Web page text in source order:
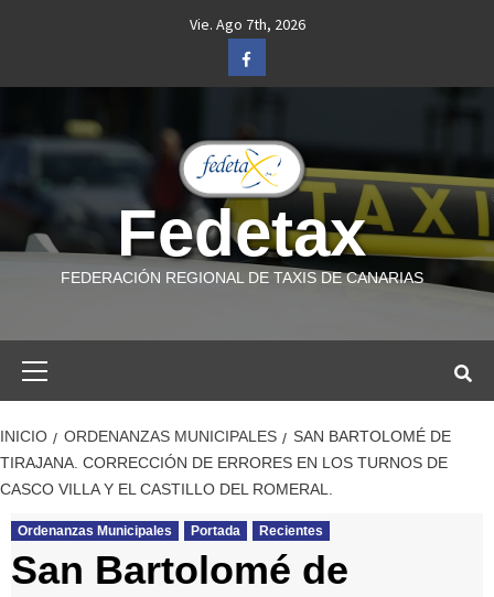
Vie. Ago 7th, 2026
Facebook
Fedetax
FEDERACIÓN REGIONAL DE TAXIS DE CANARIAS
INICIO ORDENANZAS MUNICIPALES
SAN BARTOLOMÉ DE
TIRAJANA. CORRECCIÓN DE ERRORES EN LOS TURNOS DE
CASCO VILLA Y EL CASTILLO DEL ROMERAL.
Ordenanzas Municipales Portada Recientes
San Bartolomé de